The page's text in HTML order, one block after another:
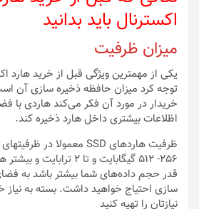
اکسترنال باید بدانید
میزان ظرفیت
یکی از مهمترین ویژگی قبل از خرید هارد
توجه کرد میزان حافظه ذخیره سازی آن
خریدار در مورد آن فکر می‌کند هاردی با
اظلاعات بیشتری داخل هارد ذخیره کند.
256- 512 گیگابایت و تا 2
قدر حجم داده‌های شما بیشتر باشد به
سازی احتیاج خواهید داشت. بسته به نیاز
نیازتان را تهیه کنید